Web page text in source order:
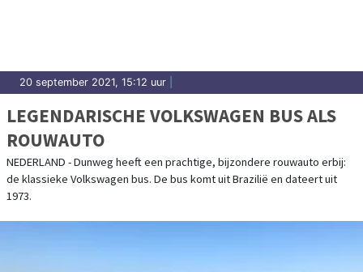
20 september 2021, 15:12 uur
LEGENDARISCHE VOLKSWAGEN BUS ALS
ROUWAUTO
NEDERLAND - Dunweg heeft een prachtige, bijzondere rouwauto erbij:
de klassieke Volkswagen bus. De bus komt uit Brazilië en dateert uit
1973.